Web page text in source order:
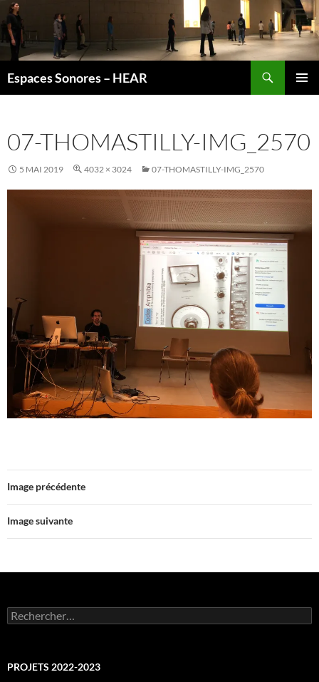
Espaces Sonores – HEAR
07-THOMASTILLY-IMG_2570
5 MAI 2019 4032 × 3024 07-THOMASTILLY-IMG_2570
Image précédente
Image suivante
Rechercher :
PROJETS 2022-2023